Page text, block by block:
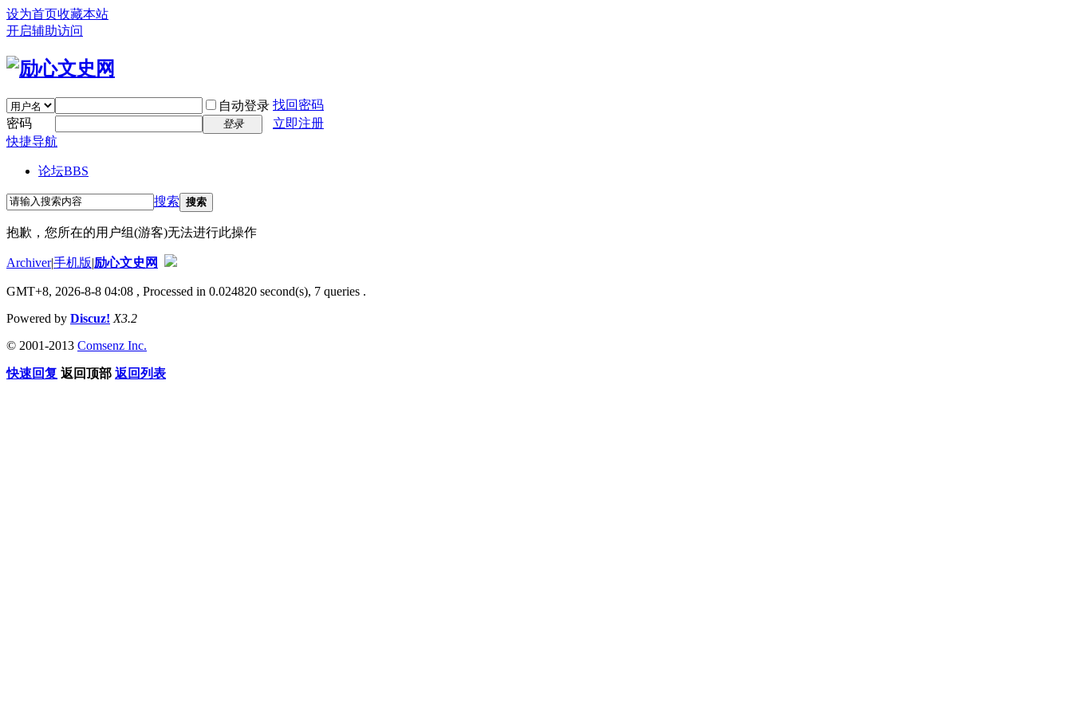
设为首页收藏本站
开启辅助访问
自动登录 找回密码
密码
登录
立即注册
快捷导航
论坛BBS
搜索 搜索
抱歉，您所在的用户组(游客)无法进行此操作
Archiver|手机版|励心文史网
GMT+8, 2026-8-8 04:08 , Processed in 0.024820 second(s), 7 queries .
Powered by Discuz! X3.2
© 2001-2013 Comsenz Inc.
快速回复 返回顶部 返回列表